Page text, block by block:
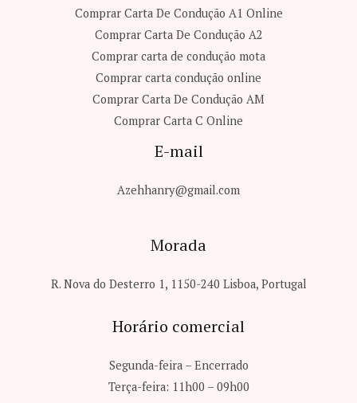
Comprar Carta De Condução A1​ Online
Comprar Carta De Condução A2
Comprar carta de condução mota
Comprar carta condução online
Comprar Carta De Condução AM
Comprar Carta C​ Online
E-mail
Azehhanry@gmail.com
Morada
R. Nova do Desterro 1, 1150-240 Lisboa, Portugal
Horário comercial
Segunda-feira – Encerrado
Terça-feira: 11h00 – 09h00